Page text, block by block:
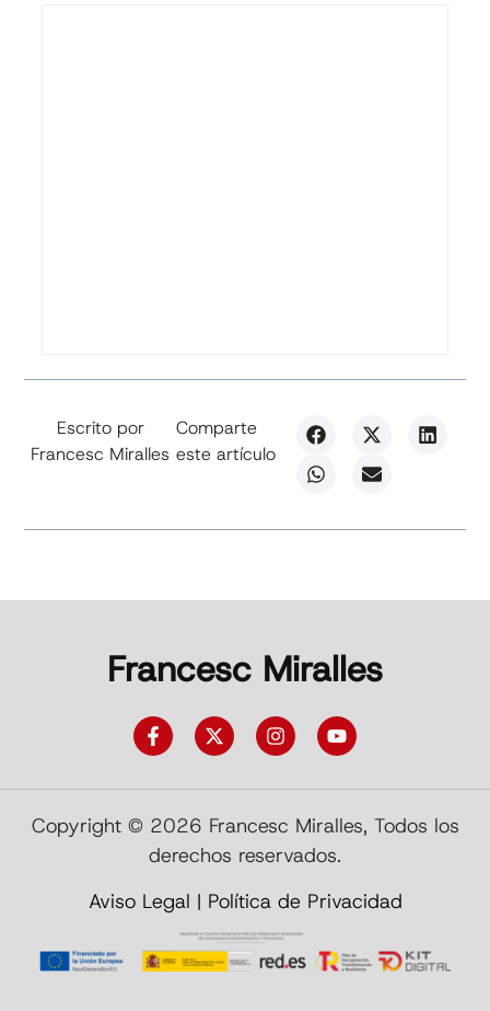
Escrito por
Francesc Miralles
Comparte
este artículo
Francesc Miralles
Copyright © 2026 Francesc Miralles, Todos los
derechos reservados.
Aviso Legal | Política de Privacidad